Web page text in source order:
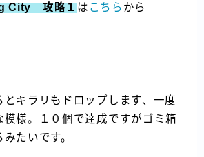
City 攻略１ は こちら から
とキラリもドロップします、一度
模様。１０個で達成ですがゴミ箱
たいです。